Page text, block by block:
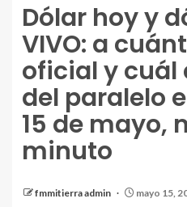
Dólar hoy y
VIVO: a
oficial y cuál
del paralelo
15 de mayo,
minuto
fmmitierra admin mayo 15,